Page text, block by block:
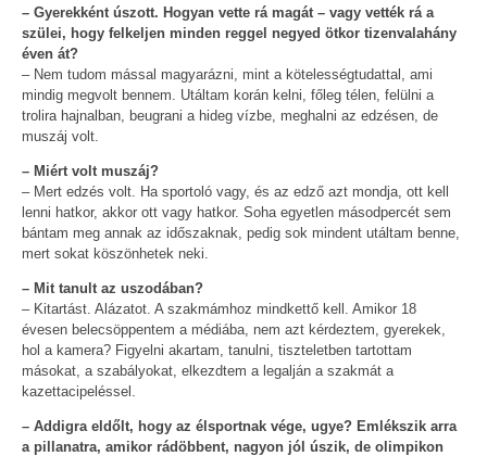
– Gyerekként úszott. Hogyan vette rá magát – vagy vették rá a
szülei, hogy felkeljen minden reggel negyed ötkor tizenvalahány
éven át?
– Nem tudom mással magyarázni, mint a kötelességtudattal, ami
mindig megvolt bennem. Utáltam korán kelni, főleg télen, felülni a
trolira hajnalban, beugrani a hideg vízbe, meghalni az edzésen, de
muszáj volt.
– Miért volt muszáj?
– Mert edzés volt. Ha sportoló vagy, és az edző azt mondja, ott kell
lenni hatkor, akkor ott vagy hatkor. Soha egyetlen másodpercét sem
bántam meg annak az időszaknak, pedig sok mindent utáltam benne,
mert sokat köszönhetek neki.
– Mit tanult az uszodában?
– Kitartást. Alázatot. A szakmámhoz mindkettő kell. Amikor 18
évesen belecsöppentem a médiába, nem azt kérdeztem, gyerekek,
hol a kamera? Figyelni akartam, tanulni, tiszteletben tartottam
másokat, a szabályokat, elkezdtem a legalján a szakmát a
kazettacipeléssel.
– Addigra eldőlt, hogy az élsportnak vége, ugye? Emlékszik arra
a pillanatra, amikor rádöbbent, nagyon jól úszik, de olimpikon